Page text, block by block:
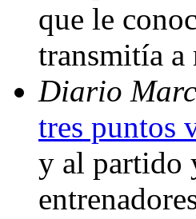
que le
transmitía
Diario
tres puntos
y al partido